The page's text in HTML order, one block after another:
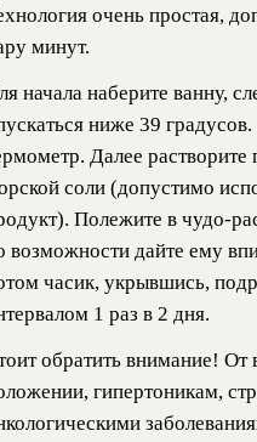
очень простая,
минут.
начала наберите ванну,
ниже 39
Далее растворите
соли (допустимо
Полежите в чудо-
возможности дайте ему
часик, укрывшись,
1 раз в 2 дня.
обратить внимание! От
гипертоникам,